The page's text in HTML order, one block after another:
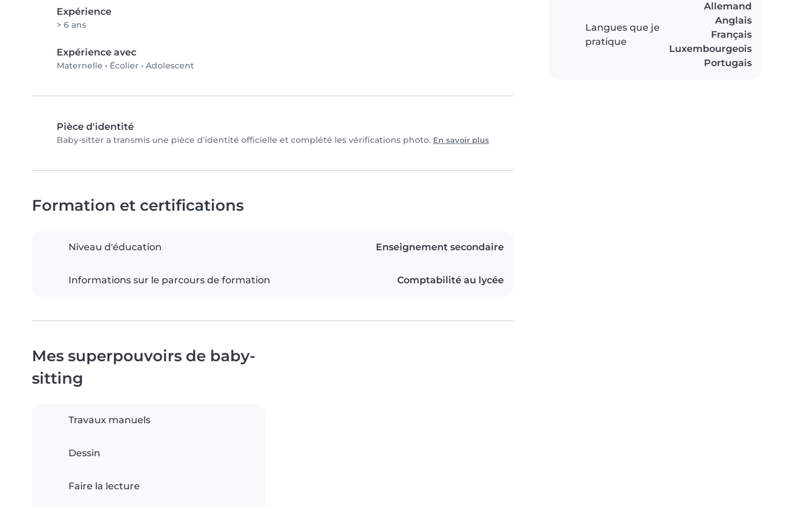
Expérience
> 6 ans
Expérience avec
Maternelle • Écolier • Adolescent
Pièce d'identité
Baby-sitter a transmis une pièce d'identité officielle et complété les vérifications photo. En savoir plus
Langues que je
pratique
Allemand
Anglais
Français
Luxembourgeois
Portugais
Formation et certifications
Niveau d'éducation Enseignement secondaire
Informations sur le parcours de formation Comptabilité au lycée
Mes superpouvoirs de baby-
sitting
Travaux manuels
Dessin
Faire la lecture